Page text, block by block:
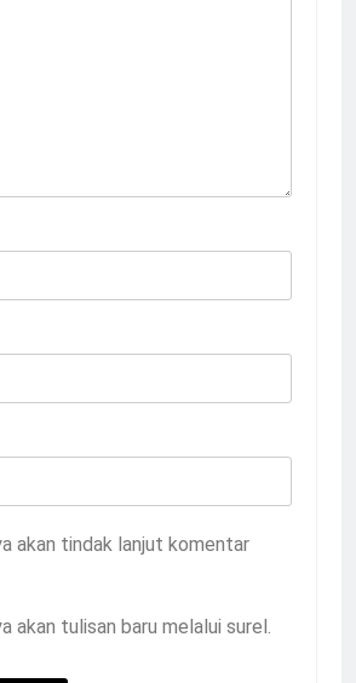
akan tindak lanjut komentar
akan tulisan baru melalui surel.